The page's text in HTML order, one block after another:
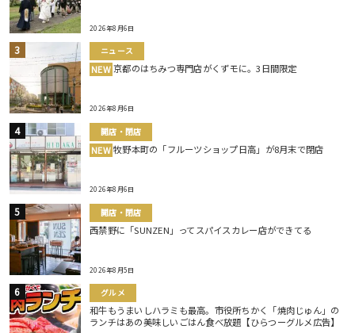
2026年8月6日
ニュース
NEW 京都のはちみつ専門店がくずモに。3日間限定
2026年8月6日
開店・閉店
NEW 牧野本町の「フルーツショップ日高」が8月末で閉店
2026年8月6日
開店・閉店
西禁野に「SUNZEN」ってスパイスカレー店ができてる
2026年8月5日
グルメ
和牛もうまいしハラミも最高。市役所ちかく「焼肉じゅん」の
ランチはあの美味しいごはん食べ放題【ひらつーグルメ広告】